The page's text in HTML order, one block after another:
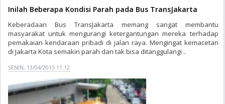
Inilah Beberapa Kondisi Parah pada Bus TransJakarta
Keberadaan Bus TransJakarta memang sangat membantu
masyarakat untuk mengurangi ketergantungan mereka terhadap
pemakaian kendaraan pribadi di jalan raya. Mengingat kemacetan
di Jakarta Kota semakin parah dan tak bisa ditanggulangi ..
SENIN, 13/04/2015 11:12